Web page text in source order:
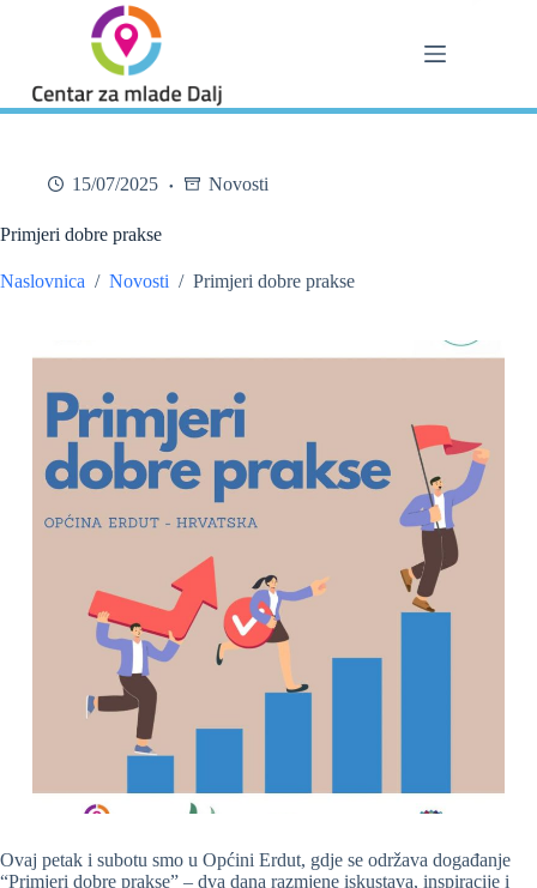
15/07/2025 Novosti
Primjeri dobre prakse
Naslovnica / Novosti / Primjeri dobre prakse
Ovaj petak i subotu smo u Općini Erdut, gdje se održava događanje
“Primjeri dobre prakse” – dva dana razmjene iskustava, inspiracije i